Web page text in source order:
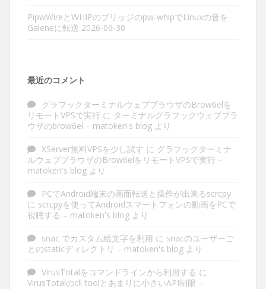
PipwWireとWHIPのブリッジのpw-whipでLinuxの音を
Galeneに転送 2026-06-30
最近のコメント
グラフックターミナルウェブブラウザのBrow6elを
リモートVPSで実行 に ターミナルグラフックウェブブラ
ウザのbrow6el – matoken's blog より
XServer無料VPSを少し試す に グラフックターミナ
ルウェブブラウザのBrow6elをリモートVPSで実行 –
matoken's blog より
PCでAndroid端末の画面転送と操作が出来るscrcpy
に scrcpyを使ってAndroidスマートフォンの動画をPCで
視聴する – matoken's blog より
snac でカスタム絵文字を利用 に snacのユーザーご
とのstaticディレクトリ – matoken's blog より
VirusTotalをコマンドラインから利用する に
VirusTotalのcli toolとあまりに小さいAPI制限 –